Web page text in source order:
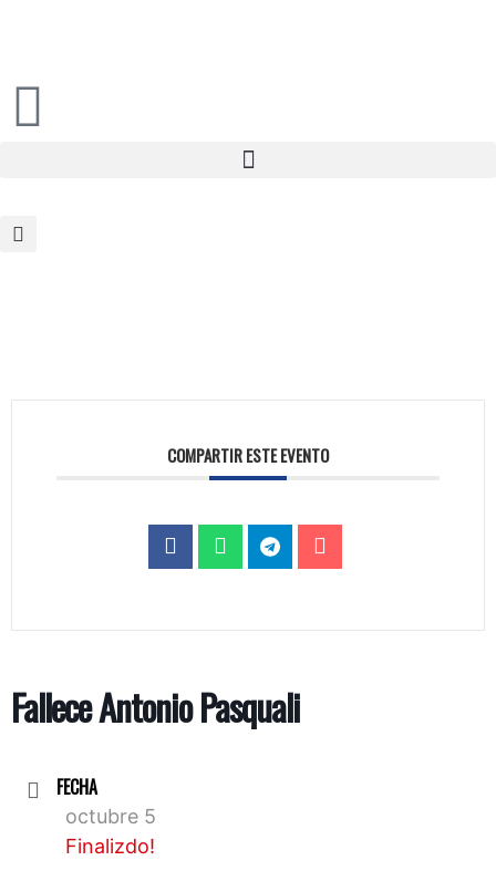
COMPARTIR ESTE EVENTO
Fallece Antonio Pasquali
FECHA
octubre 5
Finalizdo!